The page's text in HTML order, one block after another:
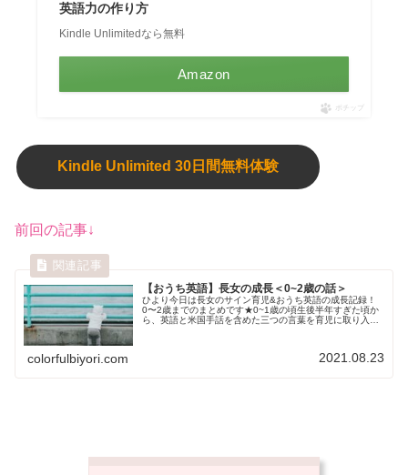
英語力の作り方
Kindle Unlimitedなら無料
Amazon
ポチップ
Kindle Unlimited 30日間無料体験
前回の記事↓
【おうち英語】長女の成長＜0~2歳の話＞
ひより今日は長女のサイン育児&おうち英語の成長記録！
0〜2歳までのまとめです★0~1歳の頃生後半年すぎた頃か
ら、英語と米国手話を含めた三つの言葉を育児に取り入れ
colorfulbiyori.com 2021.08.23